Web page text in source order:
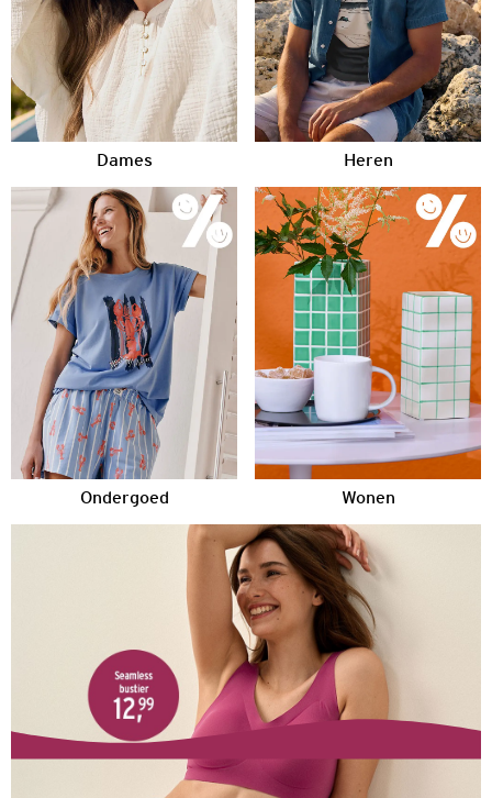
Dames Heren
Ondergoed Wonen